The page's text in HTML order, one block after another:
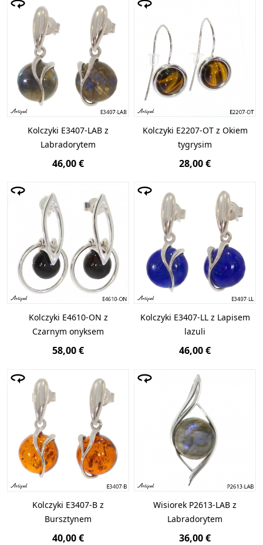
Kolczyki E3407-LAB z
Labradorytem
46,00 €
Kolczyki E2207-OT z Okiem
tygrysim
28,00 €
Kolczyki E4610-ON z
Czarnym onyksem
58,00 €
Kolczyki E3407-LL z Lapisem
lazuli
46,00 €
Kolczyki E3407-B z
Bursztynem
40,00 €
Wisiorek P2613-LAB z
Labradorytem
36,00 €